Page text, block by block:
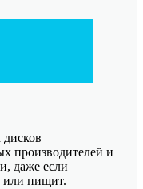
производителей и
даже если
или пищит.